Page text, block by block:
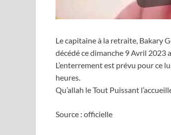
Le capitaine à la retraite, Bakary
décédé ce dimanche 9 Avril
L’enterrement est prévu pour ce
heures.
Qu’allah le Tout Puissant
Source : officielle